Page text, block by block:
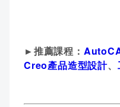
►推薦課程：
Creo產品造型設計、